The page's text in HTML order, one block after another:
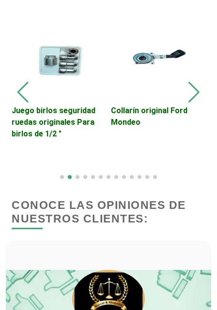
Cerrajerías
Clínicas de Belleza
Clubes Deportivos
Combustibles y Lubricantes
Juego birlos seguridad
ruedas originales Para
birlos de 1/2 "
Collarín original Ford
Mondeo
CONOCE LAS OPINIONES DE
NUESTROS CLIENTES: